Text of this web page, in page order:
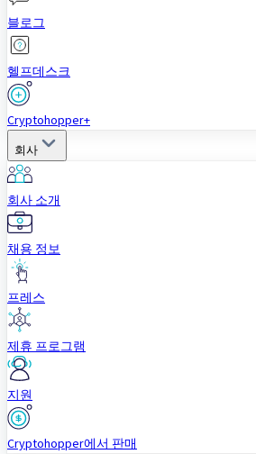
블로그
헬프데스크
Cryptohopper+
회사
회사 소개
채용 정보
프레스
제휴 프로그램
지원
Cryptohopper에서 판매